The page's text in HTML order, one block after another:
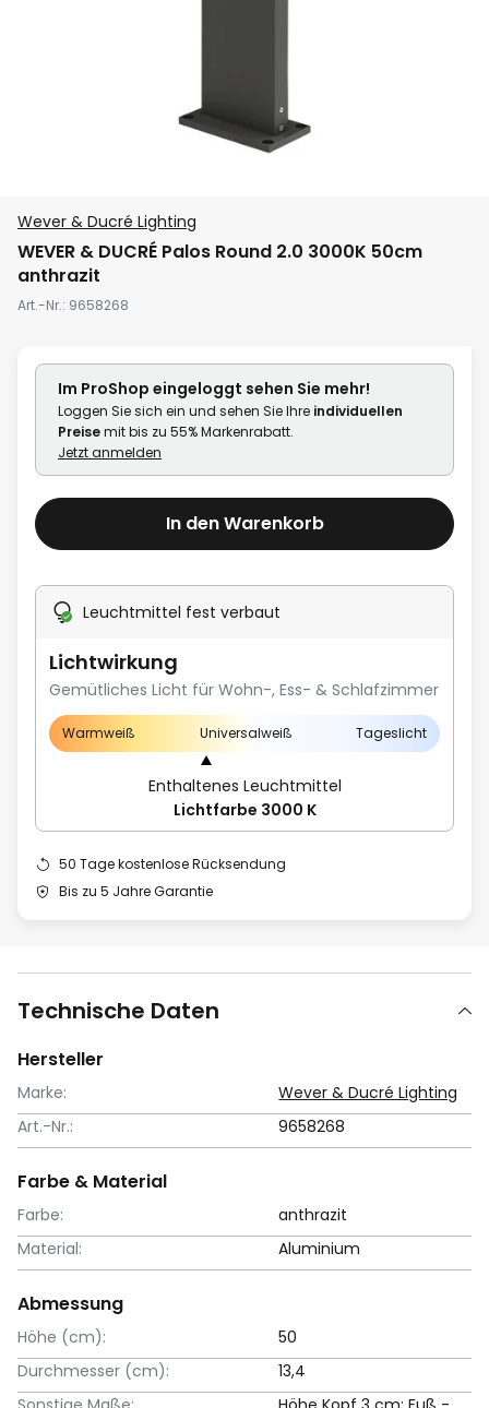
Anfang
der
springen
Wever & Ducré Lighting
WEVER & DUCRÉ Palos Round 2.0 3000K 50cm
anthrazit
Art.-Nr. 9658268
Im ProShop eingeloggt sehen Sie mehr!
Loggen Sie sich ein und sehen Sie Ihre individuellen
Preisemit bis zu 55% Markenrabatt.
Jetzt anmelden
In den Warenkorb
Leuchtmittel fest verbaut
Lichtwirkung
Gemütliches Licht für Wohn-, Ess- & Schlafzimmer
Warmweiß Universalweiß Tageslicht
Enthaltenes Leuchtmittel
Lichtfarbe 3000 K
50 Tage kostenlose Rücksendung
Bis zu 5 Jahre Garantie
Technische Daten
Hersteller
Marke:
Wever & Ducré Lighting
Art.-Nr.:
9658268
Farbe & Material
Farbe:
anthrazit
Material:
Aluminium
Abmessung
Höhe (cm):
50
Durchmesser (cm):
13,4